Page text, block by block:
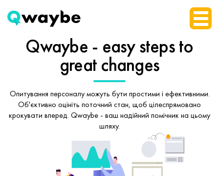
Qwaybe - easy stepsto
great changes
Опитування персоналу можуть бути простими і ефективними.
Об'єктивно оцініть поточний стан, щоб цілеспрямовано
крокувати вперед. Qwaybe - ваш надійний помічник на цьому
шляху.